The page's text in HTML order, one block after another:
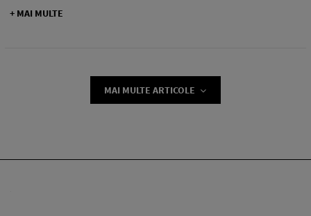
+ MAI MULTE
MAI MULTE ARTICOLE